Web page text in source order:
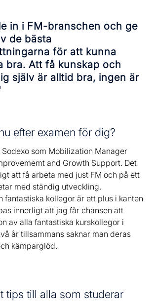
in i FM-branschen och ge
de bästa
för att kunna
bra. Att få kunskap och
själv är alltid bra, ingen är
efter examen för dig?
som Mobilization Manager
and Growth Support. Det
att få arbeta med just FM och på ett
med ständig utveckling.
fantastiska kollegor är ett plus i kanten
innerligt att jag får chansen att
av alla fantastiska kurskollegor i
år tillsammans saknar man deras
kämparglöd.
tips till alla som studerar